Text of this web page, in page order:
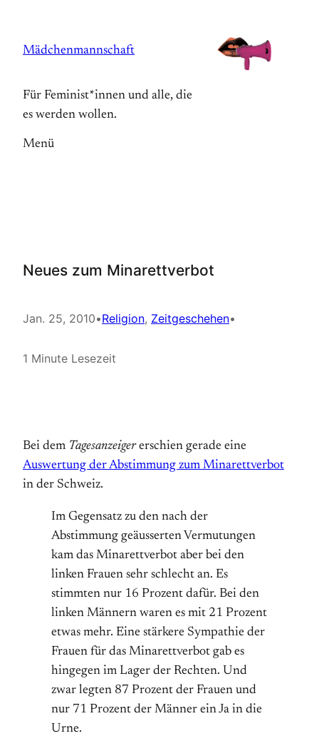
springen
Mädchenmannschaft
Für Feminist*innen und alle, die
es werden wollen.
Menü
Neues zum Minarettverbot
Jan. 25, 2010•Religion, Zeitgeschehen•
1 Minute Lesezeit
Bei dem Tagesanzeigererschien gerade eine
Auswertung der Abstimmung zum Minarettverbot
in der Schweiz.
Im Gegensatz zu den nach der
Abstimmung geäusserten Vermutungen
kam das Minarettverbot aber bei den
linken Frauen sehr schlecht an. Es
stimmten nur 16 Prozent dafür. Bei den
linken Männern waren es mit 21 Prozent
etwas mehr. Eine stärkere Sympathie der
Frauen für das Minarettverbot gab es
hingegen im Lager der Rechten. Und
zwar legten 87 Prozent der Frauen und
nur 71 Prozent der Männer ein Ja in die
Urne.